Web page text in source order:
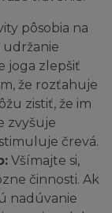
pôsobia na
udržanie
joga zlepšiť
že rozťahuje
zistiť, že im
zvyšuje
črevá.
Všímajte si,
činnosti. Ak
nadúvanie